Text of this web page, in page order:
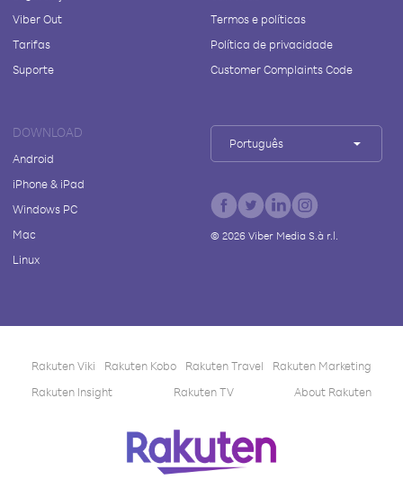
Viber Out
Tarifas
Suporte
Termos e políticas
Política de privacidade
Customer Complaints Code
DOWNLOAD
Android
iPhone & iPad
Windows PC
Mac
Linux
Português
© 2026Viber Media S.à r.l.
Rakuten Viki Rakuten Kobo Rakuten Travel
Rakuten Marketing
Rakuten Insight
Rakuten TV About Rakuten